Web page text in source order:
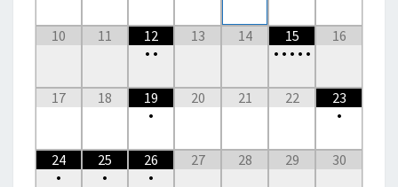
10 11
12
• •
13 14
15
• • • • •
16
17 18
19
•
20 21 22
23
•
24
•
25
•
26
•
27 28 29 30